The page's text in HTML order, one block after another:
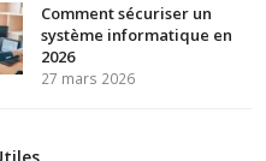
Comment sécuriser un
système informatique en
2026
27 mars 2026